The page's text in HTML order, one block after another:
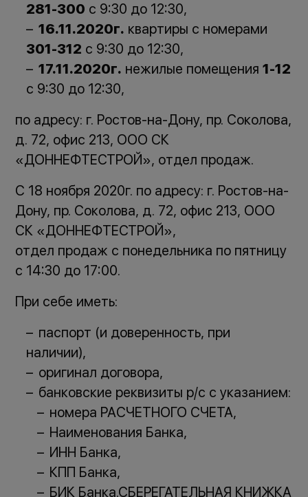
281-300 с 9:30 до 12:30,
16.11.2020г. квартиры с номерами
301-312 с 9:30 до 12:30,
17.11.2020г. нежилые помещения1-12
с 9:30 до 12:30,
по адресу: г. Ростов-на-Дону, пр. Соколова,
д. 72, офис 213, ООО СК
«ДОННЕФТЕСТРОЙ», отдел продаж.
С 18 ноября 2020г. по адресу: г. Ростов-на-
Дону, пр. Соколова, д. 72, офис 213, ООО
СК «ДОННЕФТЕСТРОЙ»,
отдел продаж с понедельника по пятницу
с 14:30 до 17:00.
При себе иметь:
паспорт (и доверенность, при
наличии),
оригинал договора,
банковские реквизиты р/с с указанием:
номера РАСЧЕТНОГО СЧЕТА,
Наименования Банка,
ИНН Банка,
КПП Банка,
БИК Банка.СБЕРЕГАТЕЛЬНАЯ КНИЖКА